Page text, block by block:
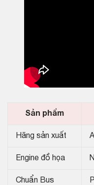
Sản phẩm
Hãng sản xuất
Engine đồ họa
Chuẩn Bus